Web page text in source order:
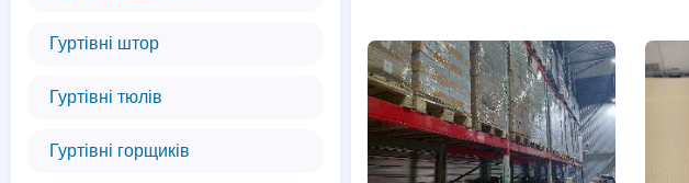
Гуртівні штор
Гуртівні тюлів
Гуртівні горщиків